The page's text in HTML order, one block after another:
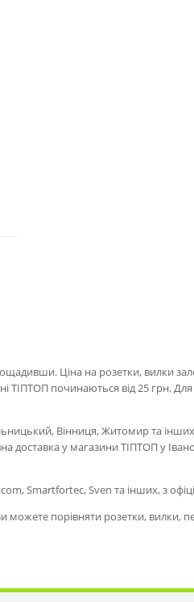
Ціна на розетки, вилки
починаються від 25 грн. Для
Вінниця, Житомир та
доставка у магазини ТІПТОП у
Smartfortec, Sven та інших, з
порівняти розетки, вилки,